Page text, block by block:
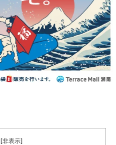
[非表示]